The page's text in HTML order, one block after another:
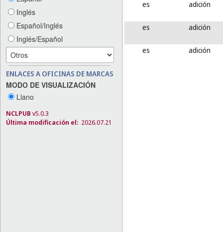
Inglés
Español/Inglés
Inglés/Español
ENLACES A OFICINAS DE MARCAS
MODO DE VISUALIZACIÓN
Llano
NCLPUB v5.0.3
Última modificación el: 2026.07.21
es adición
es adición
es adición